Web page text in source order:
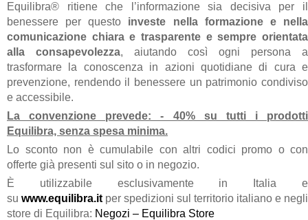
Equilibra® ritiene che l’informazione sia decisiva per il
benessere per questo investe nella formazione e nella
comunicazione chiara e trasparente e sempre orientata
alla consapevolezza, aiutando così ogni persona a
trasformare la conoscenza in azioni quotidiane di cura e
prevenzione, rendendo il benessere un patrimonio condiviso
e accessibile.
La convenzione prevede: - 40% su tutti i prodotti
Equilibra, senza spesa minima.
Lo sconto non è cumulabile con altri codici promo o con
offerte già presenti sul sito o in negozio.
È utilizzabile esclusivamente in Italia e
su www.equilibra.itper spedizioni sul territorio italiano e negli
store di Equilibra: Negozi – Equilibra Store